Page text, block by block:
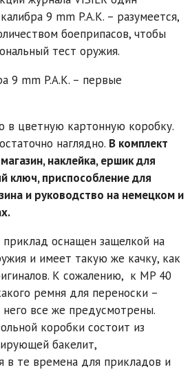
9 mm P.A.K. – разумеется,
боеприпасов, чтобы
тест оружия.
9 mm P.A.K. – первые
в цветную картонную коробку.
наглядно. В комплект
наклейка, ершик для
ключ, приспособление для
и руководство на немецком и
оснащен защелкой на
и имеет такую же качку, как
К сожалению, к MP 40
ремня для переноски –
все же предусмотрены.
коробки состоит из
бакелит,
в те времена для прикладов и